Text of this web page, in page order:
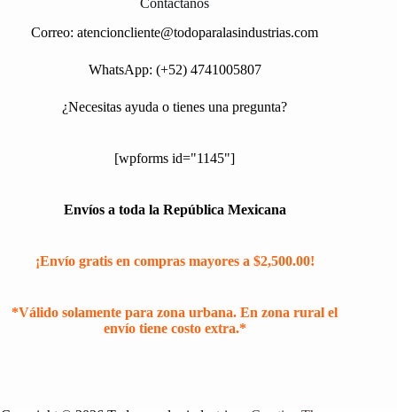
Contáctanos
Correo:atencioncliente@todoparalasindustrias.com
WhatsApp: (+52) 4741005807
¿Necesitas ayuda o tienes una pregunta?
[wpforms id="1145"]
Envíos a toda la República Mexicana
¡Envío gratis en compras mayores a $2,500.00!
*Válido solamente para zona urbana. En zona rural el
envío tiene costo extra.*